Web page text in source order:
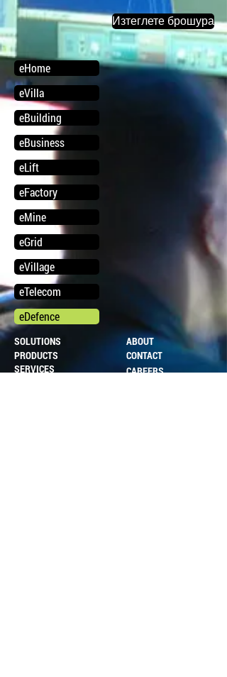
Изтеглете брошура
eHome
eVilla
eBuilding
eBusiness
eLift
eFactory
eMine
eGrid
eVillage
eTelecom
eDefence
SOLUTIONS
ABOUT
PRODUCTS
SERVICES
CONTACT
CAREERS